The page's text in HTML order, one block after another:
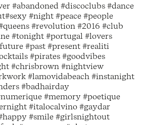
#abandoned #discoclubs #dance
#night #peace #people
#revolution #2016 #club
#tonight #portugal #lovers
#past #present #realiti
#pirates #goodvibes
#chrisbrown #nightview
#lamovidabeach #instanight
#badhairday
#memory #poetique
#italocalvino #gaydar
#smile #girlsnightout